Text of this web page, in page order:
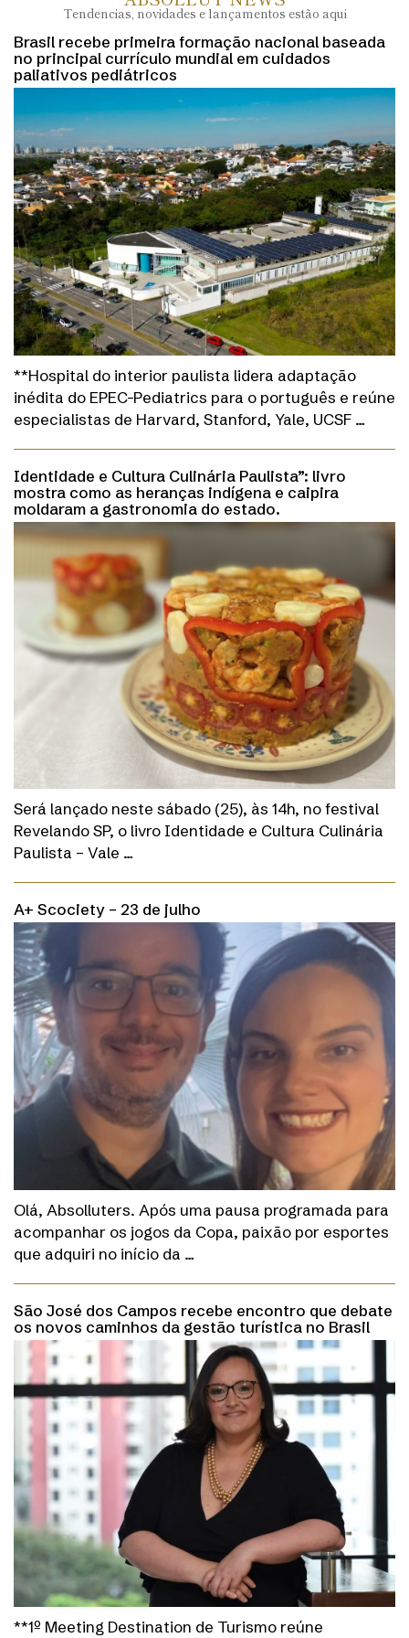
Tendencias, novidades e lançamentos estão aqui
Brasil recebe primeira formação nacional baseada
no principal currículo mundial em cuidados
paliativos pediátricos
**Hospital do interior paulista lidera adaptação
inédita do EPEC-Pediatrics para o português e reúne
especialistas de Harvard, Stanford, Yale, UCSF …
Identidade e Cultura Culinária Paulista”: livro
mostra como as heranças indígena e caipira
moldaram a gastronomia do estado.
Será lançado neste sábado (25), às 14h, no festival
Revelando SP, o livro Identidade e Cultura Culinária
Paulista – Vale …
A+ Scociety – 23 de julho
Olá, Absolluters. Após uma pausa programada para
acompanhar os jogos da Copa, paixão por esportes
que adquiri no início da …
São José dos Campos recebe encontro que debate
os novos caminhos da gestão turística no Brasil
**1º Meeting Destination de Turismo reúne